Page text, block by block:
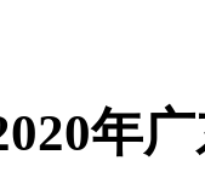
年